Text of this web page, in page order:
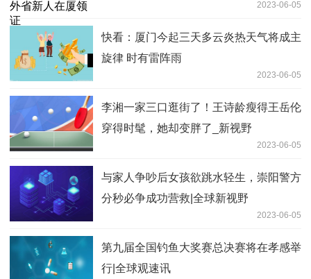
2023-06-05
快看：厦门今起三天多云炎热天气将成主
旋律 时有雷阵雨
2023-06-05
李湘一家三口逛街了！王诗龄瘦得王岳伦
穿得时髦，她却变胖了_新视野
2023-06-05
与家人争吵后女孩欲跳水轻生，崇阳警方
分秒必争成功营救|全球新视野
2023-06-05
第九届全国钓鱼大奖赛总决赛将在孝感举
行|全球观速讯